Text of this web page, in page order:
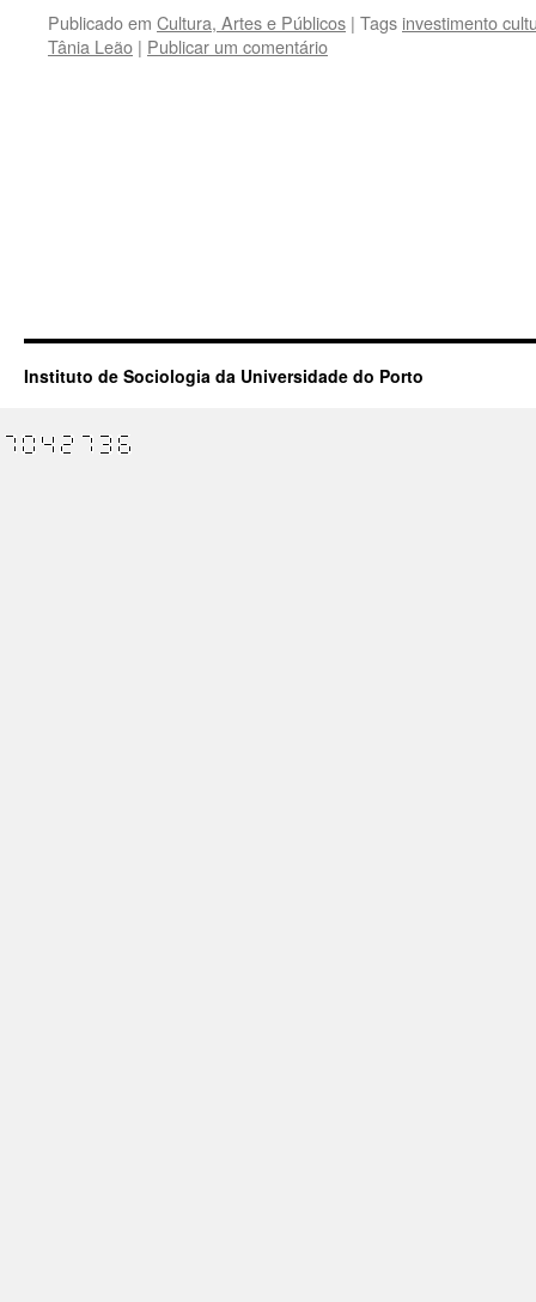
Publicado em Cultura, Artes e Públicos | Tags investimento
Tânia Leão | Publicar um comentário
Instituto de Sociologia da Universidade do Porto